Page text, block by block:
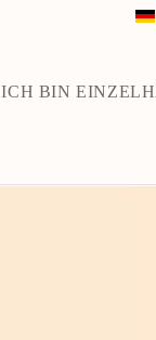
ICH BIN